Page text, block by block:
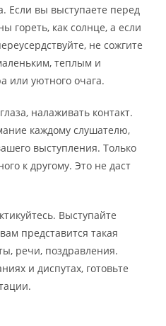
Если вы выступаете перед
гореть, как солнце, а если
не сожгите
теплым и
или уютного очага.
налаживать контакт.
каждому слушателю,
выступления. Только
к другому. Это не даст
Выступайте
представится такая
речи, поздравления.
и диспутах, готовьте